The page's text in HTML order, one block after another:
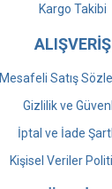
Kargo Takibi
ALIŞVERİŞ
Mesafeli Satış
Gizlilik ve
İptal ve İade
Kişisel Veriler